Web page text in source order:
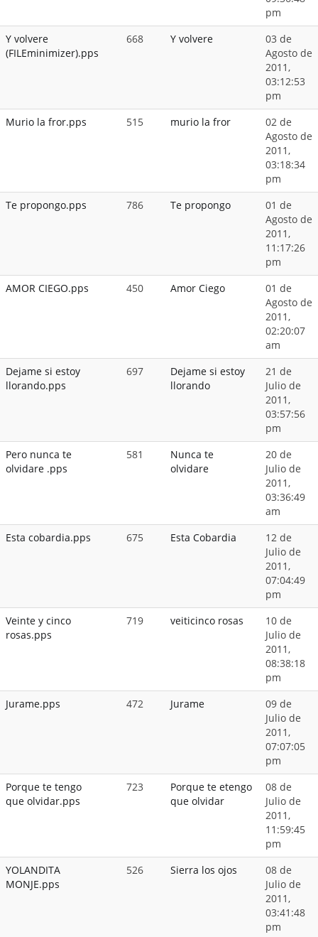
pm
Y volvere
(FILEminimizer).pps
668 Y volvere
03 de
Agosto de
2011,
03:12:53
pm
Murio la fror.pps
515 murio la fror
02 de
Agosto de
2011,
03:18:34
pm
Te propongo.pps
786 Te propongo
01 de
Agosto de
2011,
11:17:26
pm
AMOR CIEGO.pps
450 Amor Ciego
01 de
Agosto de
2011,
02:20:07
am
Dejame si estoy
llorando.pps
697
Dejame si estoy
llorando
21 de
Julio de
2011,
03:57:56
pm
Pero nunca te
olvidare .pps
581
Nunca te
olvidare
20 de
Julio de
2011,
03:36:49
am
Esta cobardia.pps
675 Esta Cobardia
12 de
Julio de
2011,
07:04:49
pm
Veinte y cinco
rosas.pps
719 veiticinco rosas
10 de
Julio de
2011,
08:38:18
pm
Jurame.pps
472 Jurame
09 de
Julio de
2011,
07:07:05
pm
Porque te tengo
que olvidar.pps
723
Porque te etengo
que olvidar
08 de
Julio de
2011,
11:59:45
pm
YOLANDITA
MONJE.pps
526 Sierra los ojos
08 de
Julio de
2011,
03:41:48
pm